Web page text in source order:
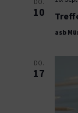
DO.
10
asb
DO.
17